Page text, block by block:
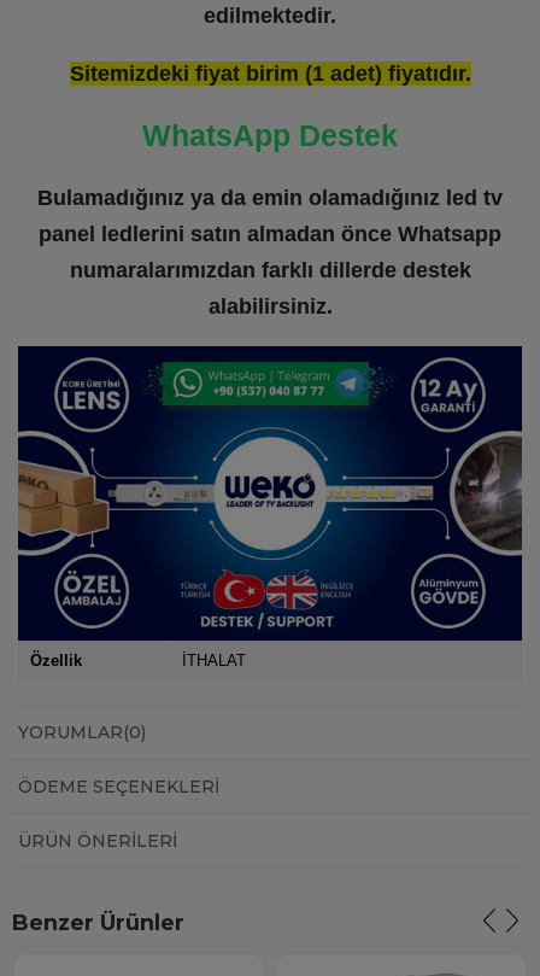
edilmektedir.
Sitemizdeki fiyat birim (1 adet) fiyatıdır.
WhatsApp Destek
Bulamadığınız ya da emin olamadığınız led tv
panel ledlerini satın almadan önce Whatsapp
numaralarımızdan farklı dillerde destek
alabilirsiniz.
Özellik İTHALAT
YORUMLAR(0)
ÖDEME SEÇENEKLERI
ÜRÜN ÖNERILERI
Benzer Ürünler